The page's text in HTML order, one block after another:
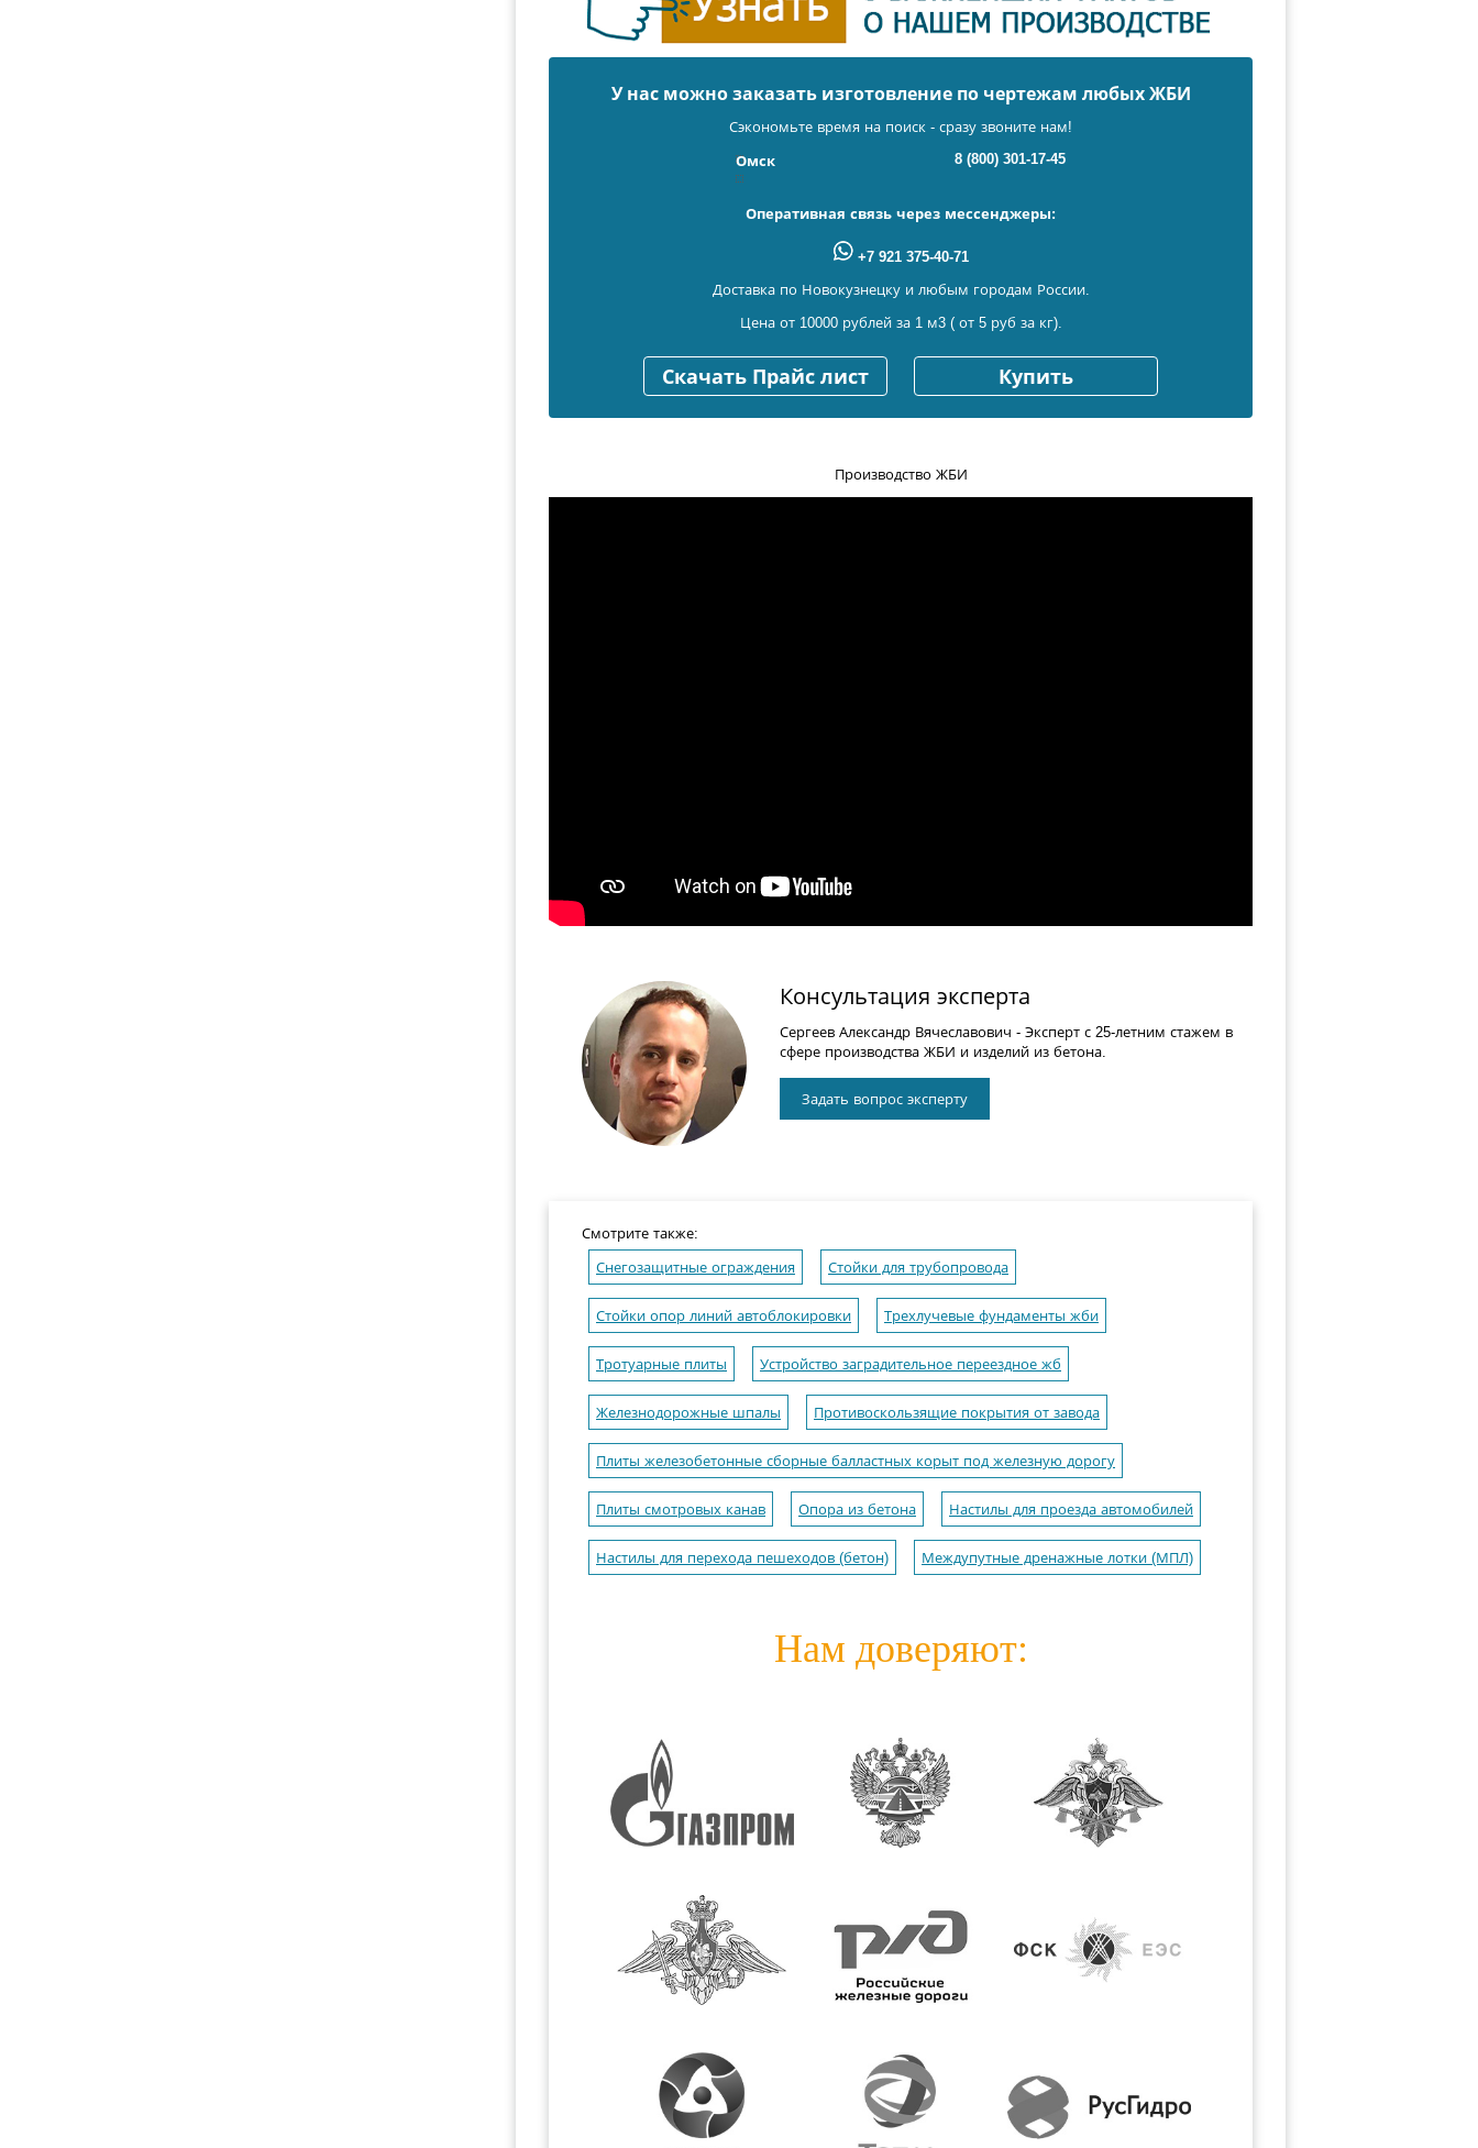
У нас можно заказать изготовление по чертежам любых ЖБИ
Сэкономьте время на поиск - сразу звоните нам!
Омск 8 (800) 301-17-45
Оперативная связь через мессенджеры:
+7 921 375-40-71
Доставка по Новокузнецку и любым городам России.
Цена от 10000 рублей за 1 м3 ( от 5 руб за кг).
Скачать Прайс лист Купить
Производство ЖБИ
Консультация эксперта
Сергеев Александр Вячеславович - Эксперт с 25-летним стажем в
сфере производства ЖБИ и изделий из бетона.
Задать вопрос эксперту
Смотрите также:
Снегозащитные ограждения Стойки для трубопровода
Стойки опор линий автоблокировки Трехлучевые фундаменты жби
Тротуарные плиты Устройство заградительное переездное жб
Железнодорожные шпалы Противоскользящие покрытия от завода
Плиты железобетонные сборные балластных корыт под железную дорогу
Плиты смотровых канав Опора из бетона Настилы для проезда автомобилей
Настилы для перехода пешеходов (бетон) Междупутные дренажные лотки (МПЛ)
Нам доверяют: